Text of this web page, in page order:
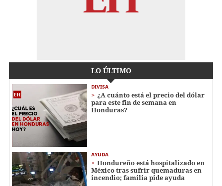
LO ÚLTIMO
DIVISA
¿A cuánto está el precio del dólar
para este fin de semana en
Honduras?
AYUDA
Hondureño está hospitalizado en
México tras sufrir quemaduras en
incendio; familia pide ayuda